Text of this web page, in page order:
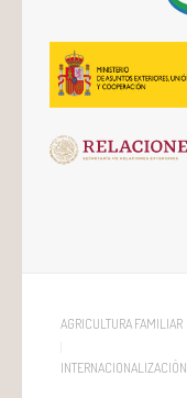
AGRICULTURA FAMILIAR
INTERNACIONALIZACIÓN